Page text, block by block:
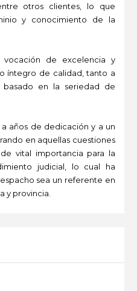
otros clientes, lo que
y conocimiento de la
de excelencia y
íntegro de calidad, tanto a
en la seriedad de
años de dedicación y a un
en aquellas cuestiones
vital importancia para la
judicial, lo cual ha
sea un referente en
y provincia.